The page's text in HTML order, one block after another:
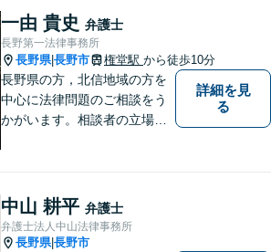
合っています。 できる限り負
担を軽減し、スピーディーな
解決を目指すことを信条とし
ています。
一由 貴史 弁護士
長野第一法律事務所
長野県|長野市 権堂駅 から徒歩10分
長野県の方，北信地域の方を
中心に法律問題のご相談をう
かがいます。相談者の立場を
詳細を見
る
中山 耕平 弁護士
弁護士法人中山法律事務所
長野県|長野市